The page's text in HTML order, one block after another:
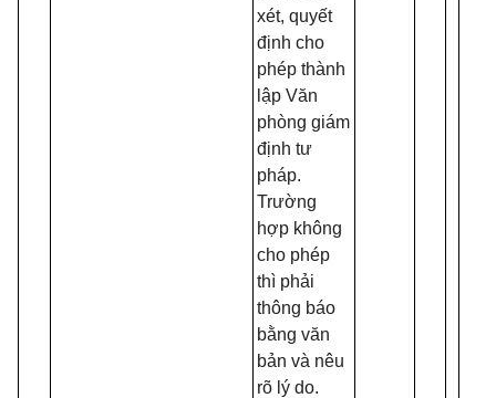
xét, quyết
định cho
phép thành
lập Văn
phòng giám
định tư
pháp.
Trường
hợp không
cho phép
thì phải
thông báo
bằng văn
bản và nêu
rõ lý do.